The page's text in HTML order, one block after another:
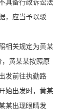
具备行政诉讼法
，应当予以驳
相关规定为黄某
，黄某某按照原
发前往执勤路
始出发时，黄某
某出现眼睛发